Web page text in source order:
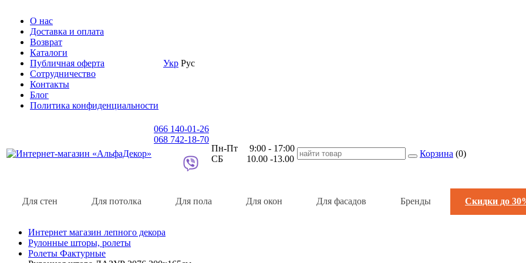
О нас
Доставка и оплата
Возврат
Каталоги
Публичная оферта
Сотрудничество
Контакты
Блог
Политика конфиденциальности
Укр Рус
066 140-01-26
068 742-18-70
Пн-Пт 9:00 - 17:00
СБ 10.00 -13.00
Корзина (0)
Для стен Для потолка Для пола Для окон Для фасадов Бренды Скидки до
Интернет магазин лепного декора
Рулонные шторы, ролеты
Ролеты Фактурные